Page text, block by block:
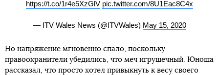
https://t.co/1r4e5XzGlV pic.twitter.com/8U1Eac8C4x
— ITV Wales News (@ITVWales) May 15, 2020
Но напряжение мгновенно спало, поскольку
правоохранители убедились, что меч игрушечный. Юноша
рассказал, что просто хотел привыкнуть к весу своего